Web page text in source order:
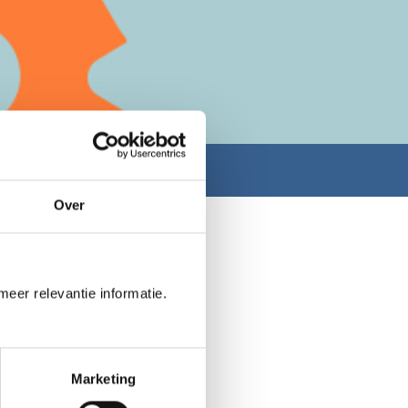
Over
relevantie informatie.
Marketing
niet alleen de
gaan voor het
wij de volgende